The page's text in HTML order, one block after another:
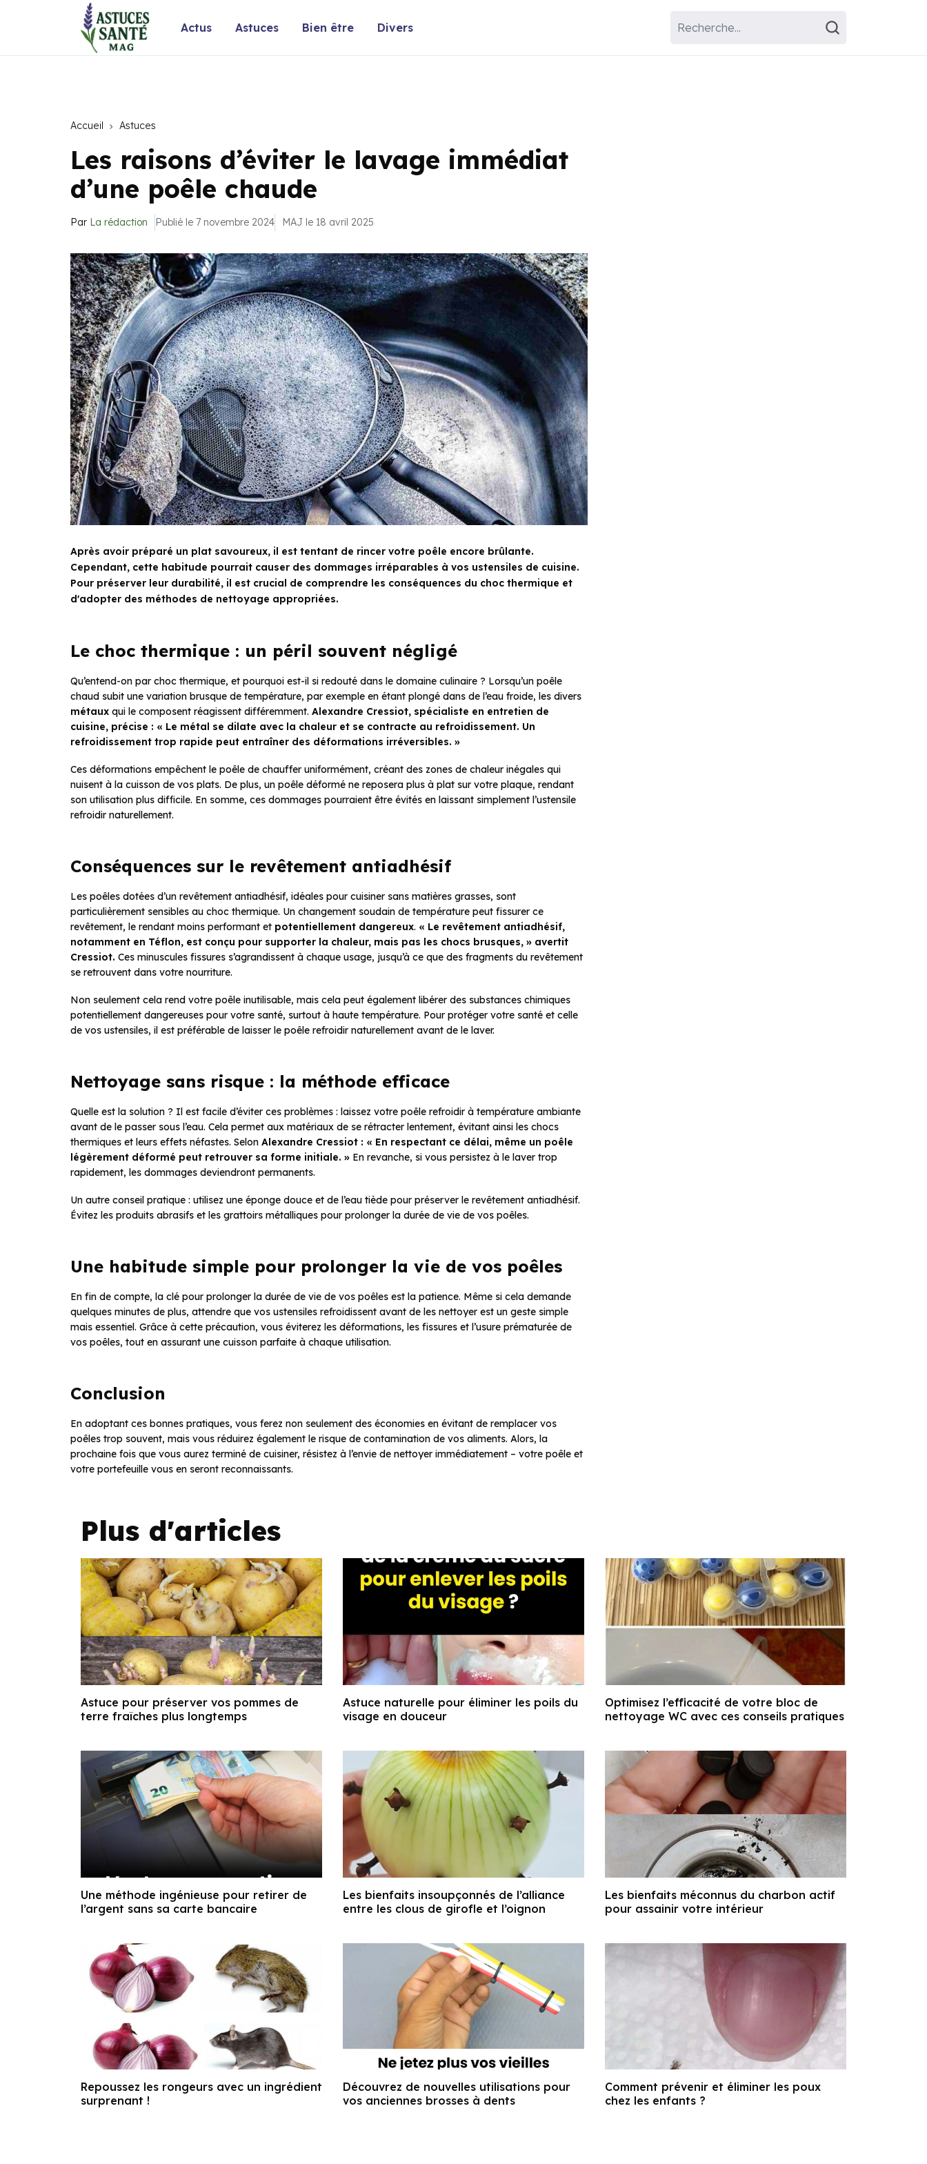
Actus Astuces Bien être Divers
Accueil Astuces
Les raisons d’éviter le lavage immédiat
d’une poêle chaude
Par La rédaction Publié le 7 novembre 2024 MAJ le 18 avril 2025
Après avoir préparé un plat savoureux, il est tentant de rincer votre poêle encore brûlante.
Cependant, cette habitude pourrait causer des dommages irréparables à vos ustensiles de cuisine.
Pour préserver leur durabilité, il est crucial de comprendre les conséquences du choc thermique et
d'adopter des méthodes de nettoyage appropriées.
Le choc thermique : un péril souvent négligé
Qu’entend-on par choc thermique, et pourquoi est-il si redouté dans le domaine culinaire ? Lorsqu’un poêle
chaud subit une variation brusque de température, par exemple en étant plongé dans de l’eau froide, les divers
métaux qui le composent réagissent différemment. Alexandre Cressiot, spécialiste en entretien de
cuisine, précise : « Le métal se dilate avec la chaleur et se contracte au refroidissement. Un
refroidissement trop rapide peut entraîner des déformations irréversibles. »
Ces déformations empêchent le poêle de chauffer uniformément, créant des zones de chaleur inégales qui
nuisent à la cuisson de vos plats. De plus, un poêle déformé ne reposera plus à plat sur votre plaque, rendant
son utilisation plus difficile. En somme, ces dommages pourraient être évités en laissant simplement l’ustensile
refroidir naturellement.
Conséquences sur le revêtement antiadhésif
Les poêles dotées d’un revêtement antiadhésif, idéales pour cuisiner sans matières grasses, sont
particulièrement sensibles au choc thermique. Un changement soudain de température peut fissurer ce
revêtement, le rendant moins performant et potentiellement dangereux. « Le revêtement antiadhésif,
notamment en Téflon, est conçu pour supporter la chaleur, mais pas les chocs brusques, » avertit
Cressiot. Ces minuscules fissures s’agrandissent à chaque usage, jusqu’à ce que des fragments du revêtement
se retrouvent dans votre nourriture.
Non seulement cela rend votre poêle inutilisable, mais cela peut également libérer des substances chimiques
potentiellement dangereuses pour votre santé, surtout à haute température. Pour protéger votre santé et celle
de vos ustensiles, il est préférable de laisser le poêle refroidir naturellement avant de le laver.
Nettoyage sans risque : la méthode efficace
Quelle est la solution ? Il est facile d’éviter ces problèmes : laissez votre poêle refroidir à température ambiante
avant de le passer sous l’eau. Cela permet aux matériaux de se rétracter lentement, évitant ainsi les chocs
thermiques et leurs effets néfastes. Selon Alexandre Cressiot : « En respectant ce délai, même un poêle
légèrement déformé peut retrouver sa forme initiale. » En revanche, si vous persistez à le laver trop
rapidement, les dommages deviendront permanents.
Un autre conseil pratique : utilisez une éponge douce et de l’eau tiède pour préserver le revêtement antiadhésif.
Évitez les produits abrasifs et les grattoirs métalliques pour prolonger la durée de vie de vos poêles.
Une habitude simple pour prolonger la vie de vos poêles
En fin de compte, la clé pour prolonger la durée de vie de vos poêles est la patience. Même si cela demande
quelques minutes de plus, attendre que vos ustensiles refroidissent avant de les nettoyer est un geste simple
mais essentiel. Grâce à cette précaution, vous éviterez les déformations, les fissures et l’usure prématurée de
vos poêles, tout en assurant une cuisson parfaite à chaque utilisation.
Conclusion
En adoptant ces bonnes pratiques, vous ferez non seulement des économies en évitant de remplacer vos
poêles trop souvent, mais vous réduirez également le risque de contamination de vos aliments. Alors, la
prochaine fois que vous aurez terminé de cuisiner, résistez à l’envie de nettoyer immédiatement – votre poêle et
votre portefeuille vous en seront reconnaissants.
Plus d'articles
Astuce pour préserver vos pommes de
terre fraîches plus longtemps
Astuce naturelle pour éliminer les poils du
visage en douceur
Optimisez l’efficacité de votre bloc de
nettoyage WC avec ces conseils pratiques
Une méthode ingénieuse pour retirer de
l’argent sans sa carte bancaire
Les bienfaits insoupçonnés de l’alliance
entre les clous de girofle et l’oignon
Les bienfaits méconnus du charbon actif
pour assainir votre intérieur
Repoussez les rongeurs avec un ingrédient
surprenant !
Découvrez de nouvelles utilisations pour
vos anciennes brosses à dents
Comment prévenir et éliminer les poux
chez les enfants ?